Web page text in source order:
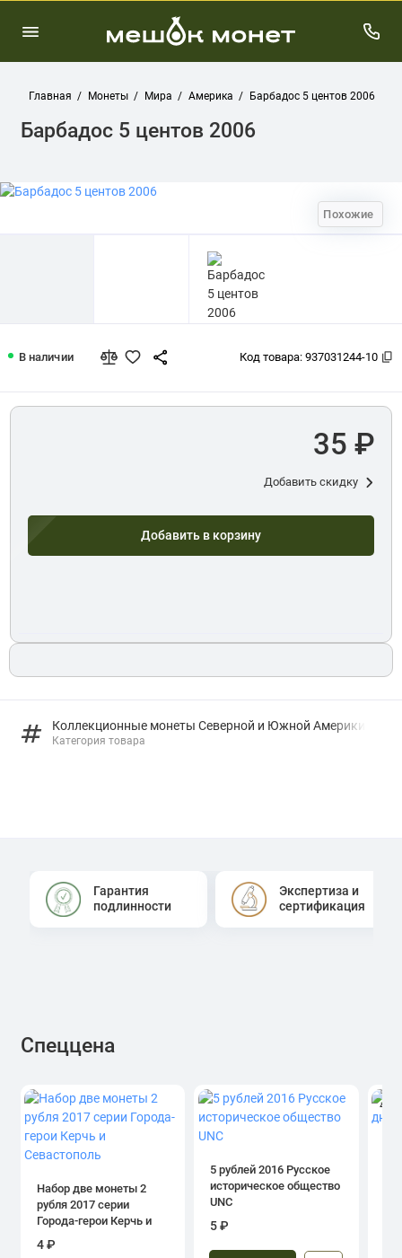
Главная Монеты Мира Америка Барбадос 5 центов 2006
Барбадос 5 центов 2006
Похожие
В наличии Код товара: 937031244-10
Коллекционные монеты Северной и Южной Америки
Категория товара
35 ₽
Добавить скидку
Добавить в корзину
Гарантия
подлинности
Экспертиза и
сертификация
Спеццена
Набор две монеты 2
рубля 2017 серии
Города-герои Керчь и
4 ₽
5 рублей 2016 Русское
историческое общество
UNC
5 ₽
4.0